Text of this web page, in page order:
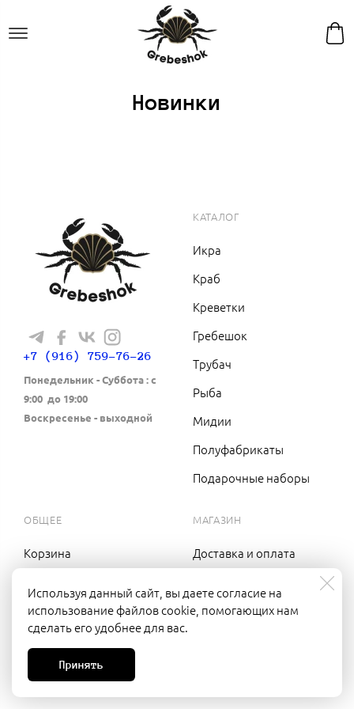
Новинки
+7 (916) 759-76-26
Понедельник - Cуббота : с
9:00 до 19:00
Воскресенье - выходной
КАТАЛОГ
Икра
Краб
Креветки
Гребешок
Трубач
Рыба
Мидии
Полуфабрикаты
Подарочные наборы
ОБЩЕЕ
Корзина
МАГАЗИН
Доставка и оплата
Контакты
Используя данный сайт, вы даете согласие на
использование файлов cookie, помогающих нам
сделать его удобнее для вас.
Принять